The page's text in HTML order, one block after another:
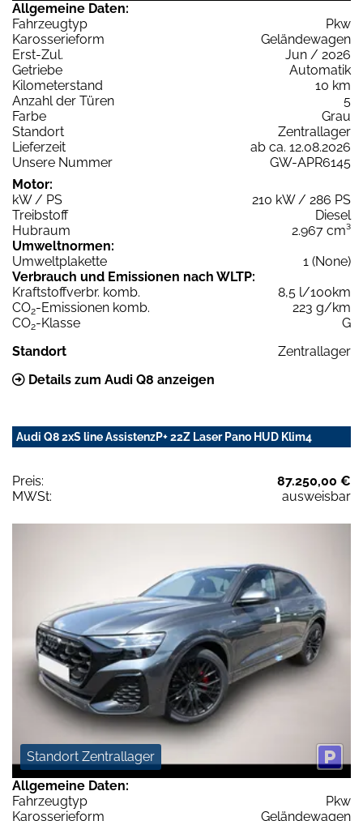
Allgemeine Daten:
Fahrzeugtyp
Pkw
Karosserieform
Geländewagen
Erst-Zul.
Jun / 2026
Getriebe
Automatik
Kilometerstand
10 km
Anzahl der Türen
5
Farbe
Grau
Standort
Zentrallager
Lieferzeit
ab ca. 12.08.2026
Unsere Nummer
GW-APR6145
Motor:
kW / PS
210 kW / 286 PS
Treibstoff
Diesel
Hubraum
2.967 cm³
Umweltnormen:
Umweltplakette
1 (None)
Verbrauch und Emissionen nach WLTP:
Kraftstoffverbr. komb.
8,5 l/100km
CO2-Emissionen komb.
223 g/km
CO2-Klasse
G
Standort
Zentrallager
Details zum Audi Q8 anzeigen
Audi Q8 2xS line AssistenzP+ 22Z Laser Pano HUD Klim4
Preis:
87.250,00 €
MWSt:
ausweisbar
Standort Zentrallager
Allgemeine Daten:
Fahrzeugtyp
Pkw
Karosserieform
Geländewagen